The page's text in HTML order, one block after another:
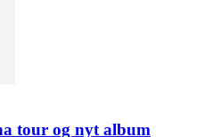
tour og nyt album